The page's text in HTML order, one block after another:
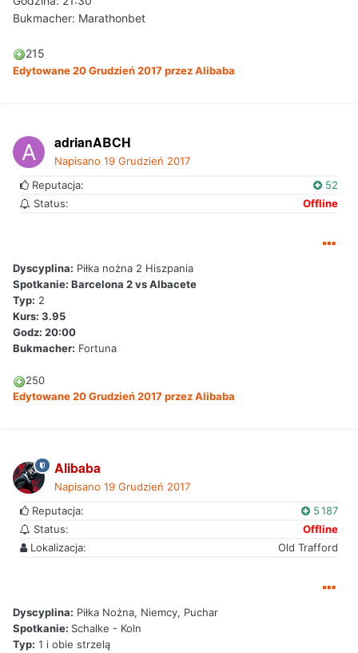
Bukmacher: Marathonbet
215
Edytowane20 Grudzień 2017przez Alibaba
adrianABCH
Napisano 19 Grudzień 2017
Reputacja:
52
Status:
Offline
Dyscyplina: Piłka nożna 2 Hiszpania
Spotkanie: Barcelona 2 vs Albacete
Typ: 2
Kurs: 3.95
Godz: 20:00
Bukmacher: Fortuna
250
Edytowane20 Grudzień 2017przez Alibaba
Alibaba
Napisano 19 Grudzień 2017
Reputacja:
5 187
Status:
Offline
Lokalizacja:
Old Trafford
Dyscyplina: Piłka Nożna, Niemcy, Puchar
Spotkanie: Schalke - Koln
Typ: 1 i obie strzelą